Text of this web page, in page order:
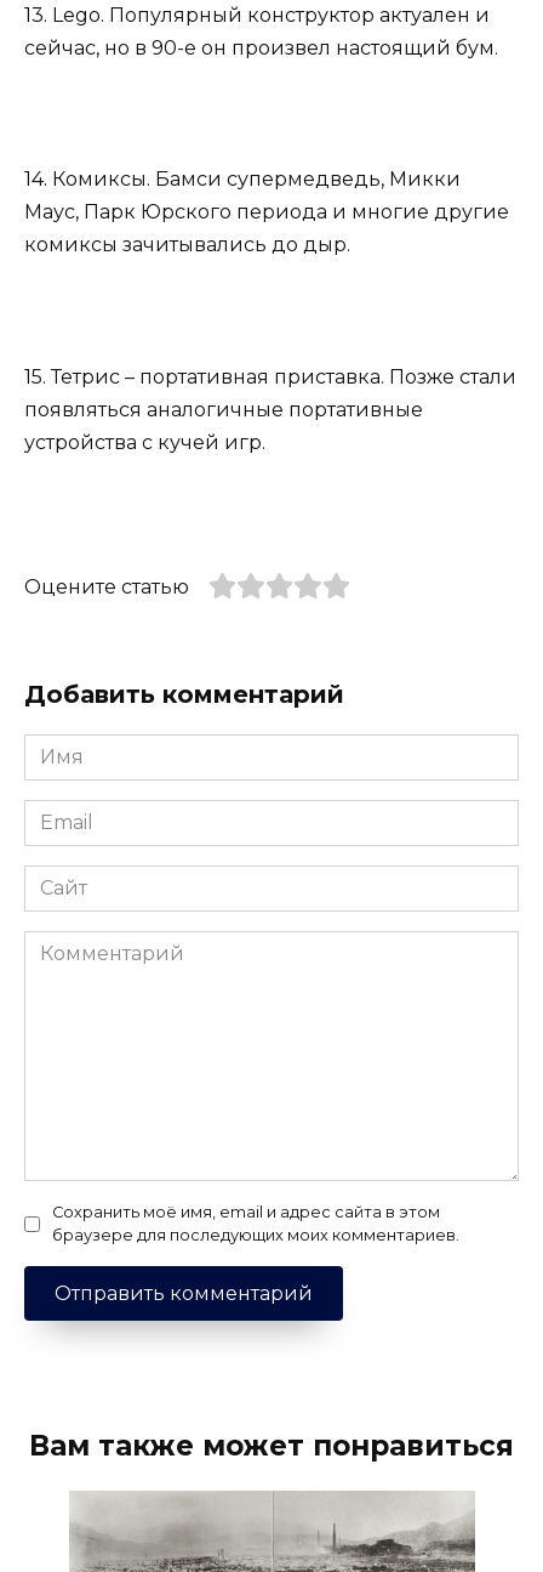
13. Lego. Популярный конструктор актуален и
сейчас, но в 90-е он произвел настоящий бум.
14. Комиксы. Бамси супермедведь, Микки
Маус, Парк Юрского периода и многие другие
комиксы зачитывались до дыр.
15. Тетрис – портативная приставка. Позже стали
появляться аналогичные портативные
устройства с кучей игр.
Оцените статью
Добавить комментарий
Имя
*
Email
*
Сайт
Комментарий
Сохранить моё имя, email и адрес сайта в этом
браузере для последующих моих комментариев.
Вам также может понравиться